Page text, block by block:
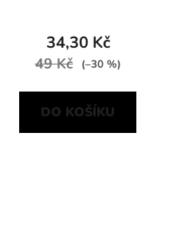
34,30 Kč
49 Kč (–30 %)
DO KOŠÍKU